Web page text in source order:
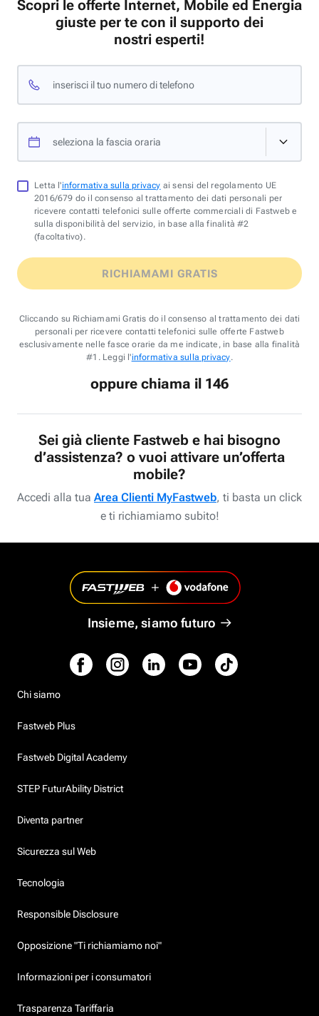
Scopri le offerte Internet, Mobile ed Energia
giuste per te con il supporto dei
nostri esperti!
inserisci il tuo numero di telefono
seleziona la fascia oraria
Letta l'informativa sulla privacy ai sensi del regolamento UE
2016/679 do il consenso al trattamento dei dati personali per
ricevere contatti telefonici sulle offerte commerciali di Fastweb e
sulla disponibilità del servizio, in base alla finalità #2
(facoltativo).
RICHIAMAMI GRATIS
Cliccando su Richiamami Gratis do il consenso al trattamento dei dati
personali per ricevere contatti telefonici sulle offerte Fastweb
esclusivamente nelle fasce orarie da me indicate, in base alla finalità
#1. Leggi l'informativa sulla privacy.
oppure chiama il 146
Sei già cliente Fastweb e hai bisogno
d’assistenza? o vuoi attivare un’offerta
mobile?
Accedi alla tua Area Clienti MyFastweb, ti basta un click
e ti richiamiamo subito!
Insieme, siamo futuro
Chi siamo
Fastweb Plus
Fastweb Digital Academy
STEP FuturAbility District
Diventa partner
Sicurezza sul Web
Tecnologia
Responsible Disclosure
Opposizione "Ti richiamiamo noi"
Informazioni per i consumatori
Trasparenza Tariffaria